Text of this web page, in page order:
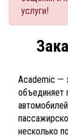
услуги!
Academic —
объединяет
несколько